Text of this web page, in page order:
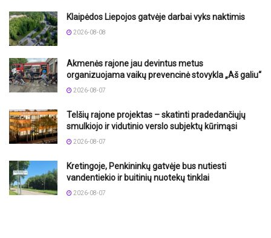
Klaipėdos Liepojos gatvėje darbai vyks naktimis
2026-08-08
Akmenės rajone jau devintus metus
organizuojama vaikų prevencinė stovykla „Aš galiu“
2026-08-07
Telšių rajone projektas – skatinti pradedančiųjų
smulkiojo ir vidutinio verslo subjektų kūrimąsi
2026-08-07
Kretingoje, Penkininkų gatvėje bus nutiesti
vandentiekio ir buitinių nuotekų tinklai
2026-08-07